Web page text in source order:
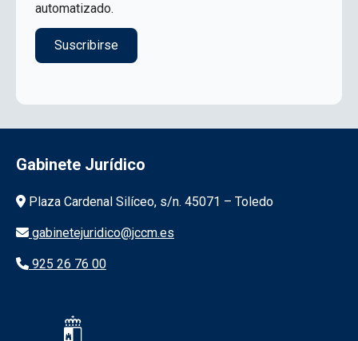
automatizado.
Gabinete Jurídico
Información de la institución
Plaza Cardenal Silíceo, s/n. 45071 – Toledo
gabinetejuridico@jccm.es
925 26 76 00